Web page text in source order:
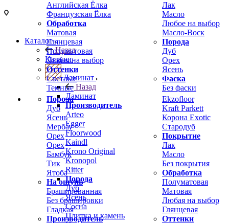
Английская Ёлка
Французская Ёлка
Обработка
Матовая
Глянцевая
Полуматовая
Любая на выбор
Оттенки
Светлые
Темные
Лак
Масло
Любое на выбор
Масло-Воск
Порода
Дуб
Орех
Ясень
Фаска
Без фаски
Порода
Дуб
Ясень
Мербау
Орех
Орех
Бамбук
Тик
Ятоба
На ощупь
Брашированная
Без брашировки
Гладкая
Производитель
Ekzofloor
Kraft Parkett
Корона Exotic
Стародуб
Покрытие
Лак
Масло
Без покрытия
Обработка
Полуматовая
Матовая
Любая на выбор
Глянцевая
Оттенки
Каталог
Назад
Каталог
Ламинат
Назад
Ламинат
Производитель
Arteo
Egger
Floorwood
Kaindl
Krono Original
Kronopol
Ritter
Порода
Дуб
Ясень
Сосна
Плитка и камень